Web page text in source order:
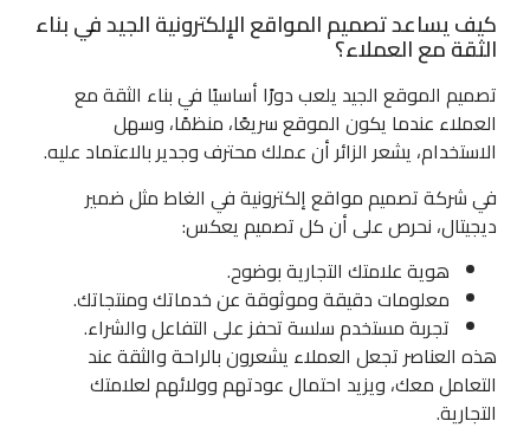
كيف يساعد تصميم المواقع الإلكترونية الجيد في بناء
الثقة مع العملاء؟
تصميم الموقع الجيد يلعب دورًا أساسيًا في بناء الثقة مع
العملاء عندما يكون الموقع سريعًا، منظمًا، وسهل
الاستخدام، يشعر الزائر أن عملك محترف وجدير بالاعتماد عليه.
في شركة تصميم مواقع إلكترونية في الغاط مثل ضمير
ديجيتال، نحرص على أن كل تصميم يعكس:
هوية علامتك التجارية بوضوح.
معلومات دقيقة وموثوقة عن خدماتك ومنتجاتك.
تجربة مستخدم سلسة تحفز على التفاعل والشراء.
هذه العناصر تجعل العملاء يشعرون بالراحة والثقة عند
التعامل معك، ويزيد احتمال عودتهم وولائهم لعلامتك
التجارية.